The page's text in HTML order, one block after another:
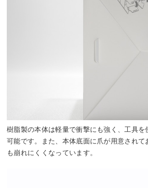
樹脂製の本体は軽量で衝撃にも強く、工具を
可能です。また、本体底面に爪が用意されて
も崩れにくくなっています。